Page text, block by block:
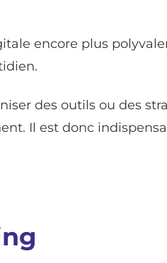
encore plus
des outils ou des
Il est donc